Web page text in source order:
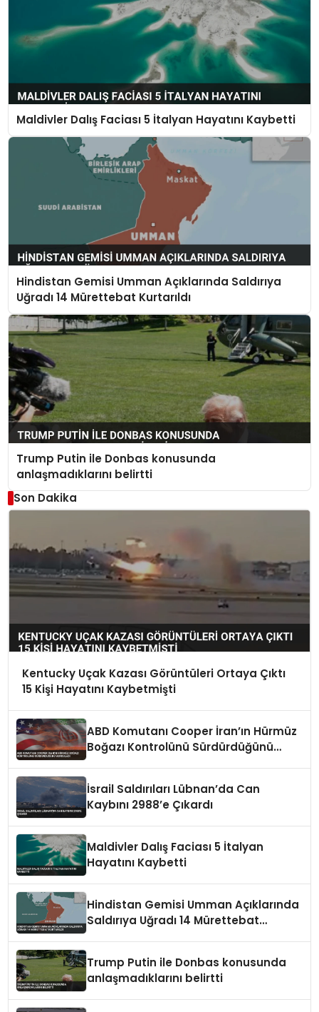
Maldivler Dalış Faciası 5 İtalyan Hayatını Kaybetti
Hindistan Gemisi Umman Açıklarında Saldırıya
Uğradı 14 Mürettebat Kurtarıldı
Trump Putin ile Donbas konusunda
anlaşmadıklarını belirtti
Son Dakika
Kentucky Uçak Kazası Görüntüleri Ortaya Çıktı
15 Kişi Hayatını Kaybetmişti
ABD Komutanı Cooper İran’ın Hürmüz
Boğazı Kontrolünü Sürdürdüğünü
İsrail Saldırıları Lübnan’da Can
Kaybını 2988’e Çıkardı
Maldivler Dalış Faciası 5 İtalyan
Hayatını Kaybetti
Hindistan Gemisi Umman Açıklarında
Saldırıya Uğradı 14 Mürettebat
Trump Putin ile Donbas konusunda
anlaşmadıklarını belirtti